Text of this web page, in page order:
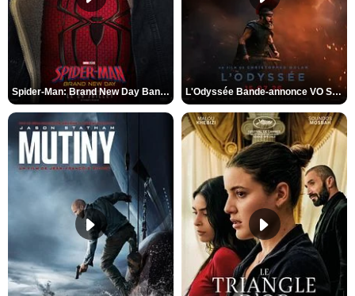
Spider-Man: Brand New Day Bande-annonce VO STFR L'Odyssée Bande-annonce VO STFR